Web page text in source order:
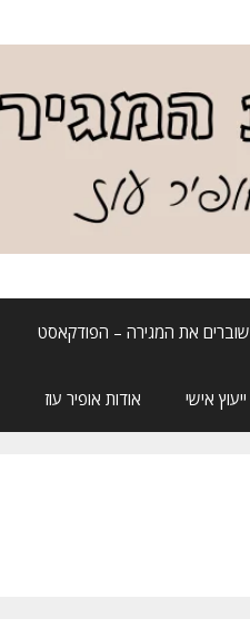
שוברים את המגירה – הפודקאסט
ייעוץ אישי אודות אופיר עוז